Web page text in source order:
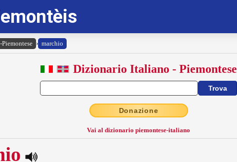
› marchio
Dizionario Italiano - Piemontese
Donazione
Vai al dizionario piemontese-italiano